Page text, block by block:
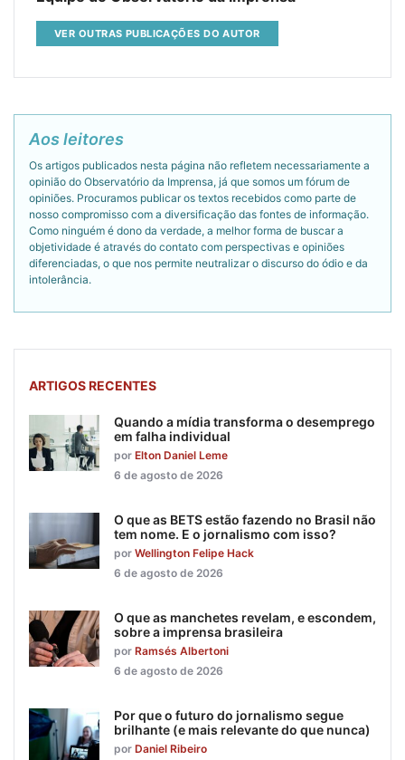
VER OUTRAS PUBLICAÇÕES DO AUTOR
Aos leitores
Os artigos publicados nesta página não refletem necessariamente a
opinião do Observatório da Imprensa, já que somos um fórum de
opiniões. Procuramos publicar os textos recebidos como parte de
nosso compromisso com a diversificação das fontes de informação.
Como ninguém é dono da verdade, a melhor forma de buscar a
objetividade é através do contato com perspectivas e opiniões
diferenciadas, o que nos permite neutralizar o discurso do ódio e da
intolerância.
ARTIGOS RECENTES
Quando a mídia transforma o desemprego
em falha individual
por Elton Daniel Leme
6 de agosto de 2026
O que as BETS estão fazendo no Brasil não
tem nome. E o jornalismo com isso?
por Wellington Felipe Hack
6 de agosto de 2026
O que as manchetes revelam, e escondem,
sobre a imprensa brasileira
por Ramsés Albertoni
6 de agosto de 2026
Por que o futuro do jornalismo segue
brilhante (e mais relevante do que nunca)
por Daniel Ribeiro